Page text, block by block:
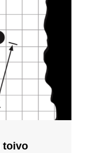
toivo